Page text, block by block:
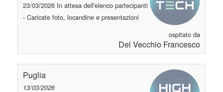
23/03/2026 In attesa dell'elenco partecipanti
- Caricate foto, locandine e presentazioni
ospitato da
Del Vecchio Francesco
Puglia
13/03/2026